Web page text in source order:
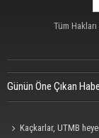
Tüm
Günün Öne Çıkan
Kaçkarlar, UTMB